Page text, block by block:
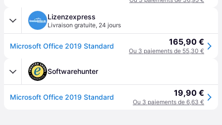
Lizenzexpress
Livraison gratuite, 24 jours
Microsoft Office 2019 Standard 165,90 €
Ou 3 paiements de 55,30 €
Softwarehunter
Microsoft Office 2019 Standard 19,90 €
Ou 3 paiements de 6,63 €